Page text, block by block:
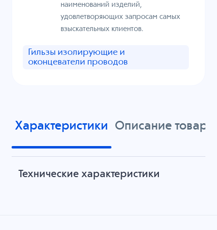
наименований изделий,
удовлетворяющих запросам самых
взыскательных клиентов.
Гильзы изолирующие и
оконцеватели проводов
Характеристики Описание товара
Технические характеристики